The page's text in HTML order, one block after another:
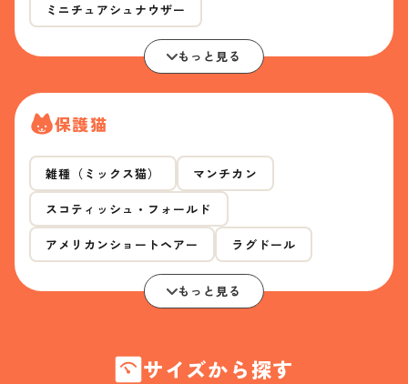
ミニチュアシュナウザー
もっと見る
保護猫
雑種（ミックス猫） マンチカン
スコティッシュ・フォールド
アメリカンショートヘアー ラグドール
もっと見る
サイズから探す